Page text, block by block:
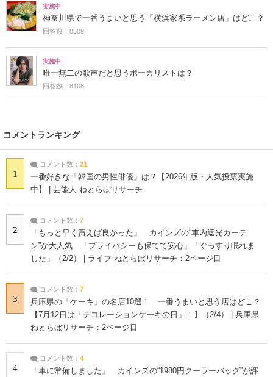
実施中
神奈川県で一番うまいと思う「横浜家系ラーメン店」はどこ？
回答数：8509
実施中
唯一無二の歌声だと思うボーカリストは？
回答数：8108
コメントランキング
1
コメント数： 21
一番好きな「韓国の男性俳優」は？【2026年版・人気投票実施
中】 | 芸能人 ねとらぼリサーチ
2
コメント数： 7
「もっと早く買えば良かった」 カインズの“車内遮光カーテ
ン”が大人気 「プライバシーも保てて安心」「ぐっすり眠れま
した」（2/2） | ライフ ねとらぼリサーチ：2ページ目
3
コメント数： 7
兵庫県の「ケーキ」の名店10選！ 一番うまいと思う店はどこ？
【7月12日は「デコレーションケーキの日」！】（2/4） | 兵庫県
ねとらぼリサーチ：2ページ目
4
コメント数： 4
「車に常備しました」 カインズの“1980円クーラーバッグ”が評